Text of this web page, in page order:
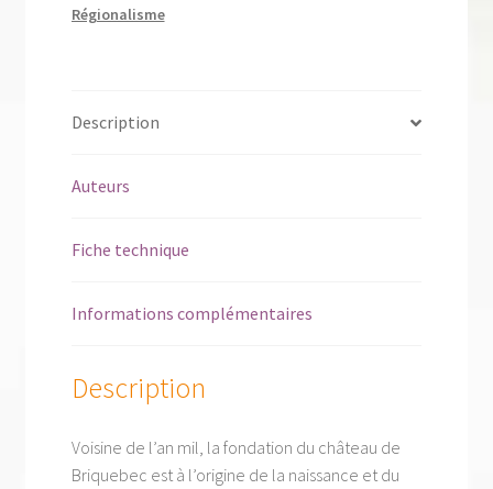
Régionalisme
Description
Auteurs
Fiche technique
Informations complémentaires
Description
Voisine de l’an mil, la fondation du château de
Briquebec est à l’origine de la naissance et du